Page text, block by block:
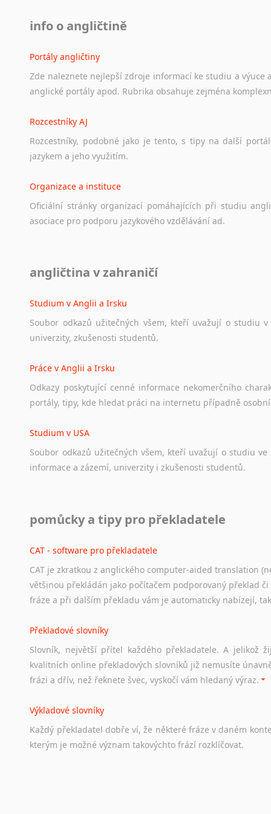
info o angličtině
Portály angličtiny
Zde naleznete nejlepší zdroje informací ke studiu a výuce
anglické portály apod. Rubrika obsahuje zejména
Rozcestníky AJ
Rozcestníky, podobné jako je tento, s tipy na další
jazykem a jeho využitím.
Organizace a instituce
Oficiální stránky organizací pomáhajících při studiu
asociace pro podporu jazykového vzdělávání ad.
Ať už se jedná o česká diskusní
angličtina v zahraničí
Studium v Anglii a Irsku
Soubor odkazů užitečných všem, kteří uvažují o studiu v
univerzity, zkušenosti studentů.
Práce v Anglii a Irsku
Odkazy poskytující cenné informace nekomerčního
portály, tipy, kde hledat práci na internetu případně osobní
Studium v USA
Soubor odkazů užitečných všem, kteří uvažují o studiu ve
informace a zázemí, univerzity i zkušenosti studentů.
Odkazy poskytující cenné informace nekomerčního
Studium v Austrálii
Soubor odkazů užitečných všem, kteří uvažují o studiu v
a zázemí, australské univerzity a samozřejmě i osobní
Práce v Austrálii
Odkazy poskytující cenné informace nekomerčního
hledat práci na internetu případně osobní zkušenosti
Hledáte-li
práci
stejná obecná pravidla, jako pro český životopis. Tak dost
pomůcky a tipy pro překladatele
CAT - software pro překladatele
CAT je zkratkou z anglického computer-aided translation
většinou překládán jako počítačem podporovaný překlad
fráze a při dalším překladu vám je automaticky nabízejí,
Překladové slovníky
Slovník, největší přítel každého překladatele. A jelikož
kvalitních online překladových slovníků již nemusíte
frázi a dřív, než řeknete švec, vyskočí vám hledaný výraz.
Výkladové slovníky
Každý překladatel dobře ví, že některé fráze v daném
kterým je možné význam takovýchto frází rozklíčovat.